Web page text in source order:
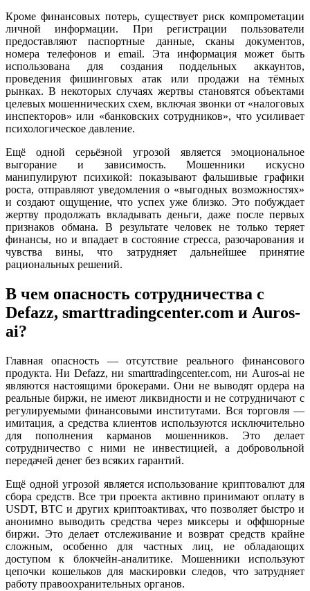
Кроме финансовых потерь, существует риск компрометации
личной информации. При регистрации пользователи
предоставляют паспортные данные, сканы документов,
номера телефонов и email. Эта информация может быть
использована для создания поддельных аккаунтов,
проведения фишинговых атак или продажи на тёмных
рынках. В некоторых случаях жертвы становятся объектами
целевых мошеннических схем, включая звонки от «налоговых
инспекторов» или «банковских сотрудников», что усиливает
психологическое давление.
Ещё одной серьёзной угрозой является эмоциональное
выгорание и зависимость. Мошенники искусно
манипулируют психикой: показывают фальшивые графики
роста, отправляют уведомления о «выгодных возможностях»
и создают ощущение, что успех уже близко. Это побуждает
жертву продолжать вкладывать деньги, даже после первых
признаков обмана. В результате человек не только теряет
финансы, но и впадает в состояние стресса, разочарования и
чувства вины, что затрудняет дальнейшее принятие
рациональных решений.
В чем опасность сотрудничества с
Defazz, smarttradingcenter.com и Auros-
ai?
Главная опасность — отсутствие реального финансового
продукта. Ни Defazz, ни smarttradingcenter.com, ни Auros-ai не
являются настоящими брокерами. Они не выводят ордера на
реальные биржи, не имеют ликвидности и не сотрудничают с
регулируемыми финансовыми институтами. Вся торговля —
имитация, а средства клиентов используются исключительно
для пополнения карманов мошенников. Это делает
сотрудничество с ними не инвестицией, а добровольной
передачей денег без всяких гарантий.
Ещё одной угрозой является использование криптовалют для
сбора средств. Все три проекта активно принимают оплату в
USDT, BTC и других криптоактивах, что позволяет быстро и
анонимно выводить средства через миксеры и оффшорные
биржи. Это делает отслеживание и возврат средств крайне
сложным, особенно для частных лиц, не обладающих
доступом к блокчейн-аналитике. Мошенники используют
цепочки кошельков для маскировки следов, что затрудняет
работу правоохранительных органов.